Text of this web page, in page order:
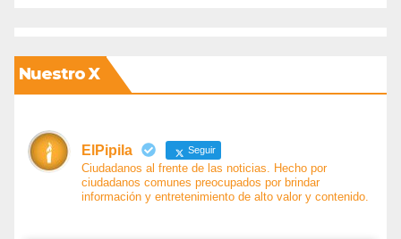
Nuestro X
ElPipila Seguir
Ciudadanos al frente de las noticias. Hecho por
ciudadanos comunes preocupados por brindar
información y entretenimiento de alto valor y contenido.